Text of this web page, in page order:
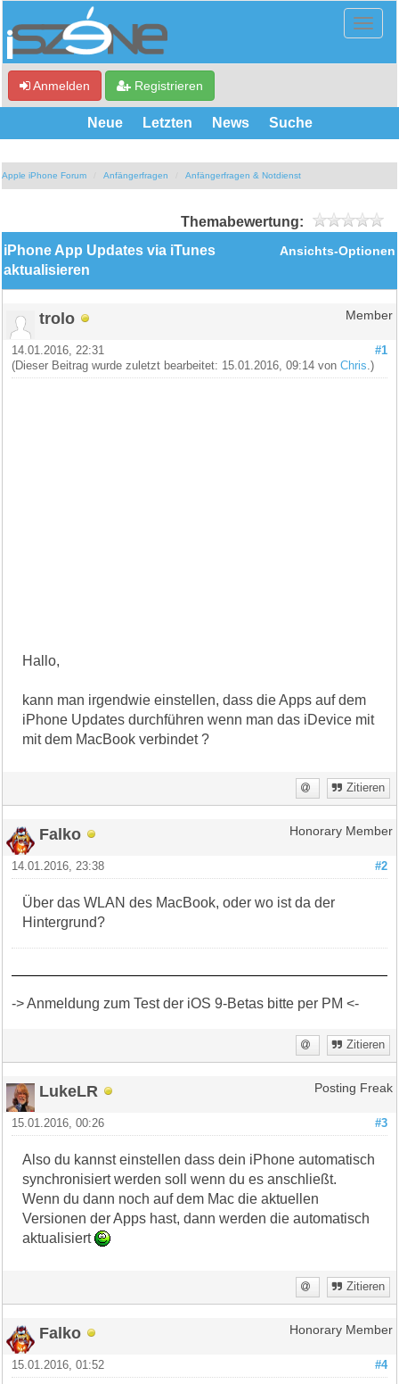
Anmelden Registrieren
Neue Letzten News Suche
Apple iPhone Forum Anfängerfragen Anfängerfragen & Notdienst
Themabewertung:
Ansichts-Optionen
iPhone App Updates via iTunes
aktualisieren
trolo Member
#1
14.01.2016, 22:31
(Dieser Beitrag wurde zuletzt bearbeitet: 15.01.2016, 09:14 vonChris .)
Hallo,
kann man irgendwie einstellen, dass die Apps auf dem
iPhone Updates durchführen wenn man das iDevice mit
mit dem MacBook verbindet ?
Zitieren
Falko Honorary Member
#2
14.01.2016, 23:38
Über das WLAN des MacBook, oder wo ist da der
Hintergrund?
-> Anmeldung zum Test der iOS 9-Betas bitte per PM <-
Zitieren
LukeLR Posting Freak
#3
15.01.2016, 00:26
Also du kannst einstellen dass dein iPhone automatisch
synchronisiert werden soll wenn du es anschließt.
Wenn du dann noch auf dem Mac die aktuellen
Versionen der Apps hast, dann werden die automatisch
aktualisiert
Zitieren
Falko Honorary Member
#4
15.01.2016, 01:52